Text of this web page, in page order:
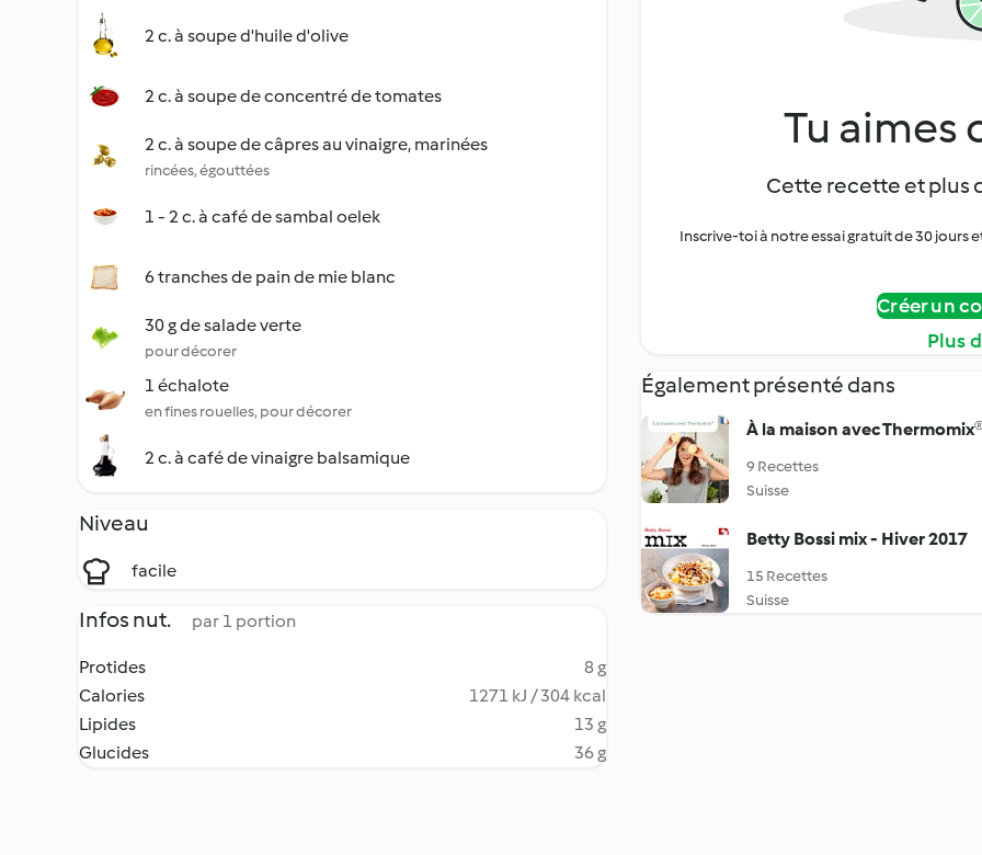
2 c. à soupe d'huile d'olive
2 c. à soupe de concentré de tomates
2 c. à soupe de câpres au vinaigre, marinées
rincées, égouttées
1 - 2 c. à café de sambal oelek
6 tranches de pain de mie blanc
30 g de salade verte
pour décorer
1 échalote
en fines rouelles, pour décorer
2 c. à café de vinaigre balsamique
Niveau
facile
Infos nut. par 1 portion
Protides
8 g
Calories
1271 kJ / 304 kcal
Lipides
13 g
Glucides
36 g
Tu aimes
Cette recette et plus
Inscrive-toi à notre essai gratuit de 30 jours
Créer un
Plus
Également présenté dans
À la maison avec
9 Recettes
Suisse
Betty Bossi mix - Hiver 2017
15 Recettes
Suisse